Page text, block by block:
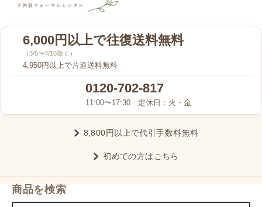
6,000円以上で往復送料無料
（3/5〜4/15除く）
4,950円以上で片道送料無料
0120-702-817
11:00〜17:30 定休日：火・金
8,800円以上で代引手数料無料
初めての方はこちら
商品を検索